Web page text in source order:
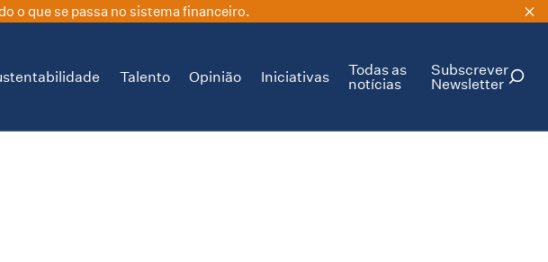
o que se passa no sistema financeiro.
Talento Opinião Iniciativas
Todas as
notícias
Subscrever
Newsletter